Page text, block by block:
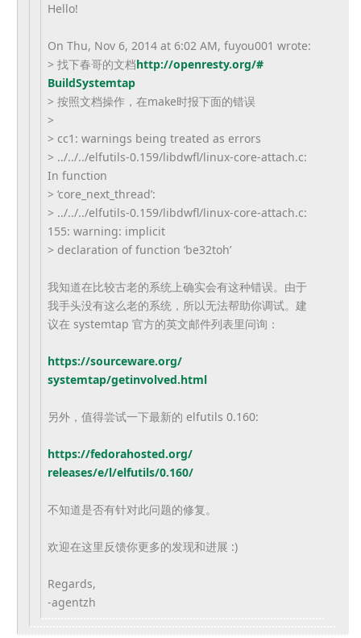
Hello!
On Thu, Nov 6, 2014 at 6:02 AM, fuyou001 wrote:
> 找下春哥的文档http://openresty.org/#
BuildSystemtap
> 按照文档操作，在make时报下面的错误
>
> cc1: warnings being treated as errors
> ../../../elfutils-0.159/libdwfl/linux-core-attach.c:
In function
> ‘core_next_thread’:
> ../../../elfutils-0.159/libdwfl/linux-core-attach.c:
155: warning: implicit
> declaration of function ‘be32toh’
我知道在比较古老的系统上确实会有这种错误。 由于
我手头没有这么老的系统，所以无法帮助你调试。建
议在 systemtap 官方的英文邮件列表里问询：
https://sourceware.org/
systemtap/getinvolved.html
另外，值得尝试一下最新的 elfutils 0.160:
https://fedorahosted.org/
releases/e/l/elfutils/0.160/
不知道是否有针对此问题的修复。
欢迎在这里反馈你更多的发现和进展 :)
Regards,
-agentzh